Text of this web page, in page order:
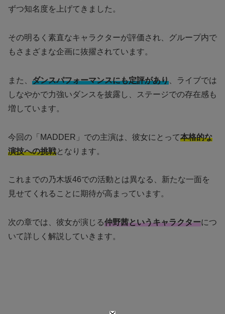
ずつ知名度を上げてきました。
その明るく素直なキャラクターが評価され、グループ内で
もさまざまな企画に抜擢されています。
また、 ダンスパフォーマンスにも定評があり 、ライブでは
しなやかで力強いダンスを披露し、ステージでの存在感も
増しています。
今回の「MADDER」での主演は、彼女にとって本格的な
演技への挑戦となります。
これまでの乃木坂46での活動とは異なる、新たな一面を
見せてくれることに期待が高まっています。
次の章では、彼女が演じる仲野茜というキャラクターにつ
いて詳しく解説していきます。